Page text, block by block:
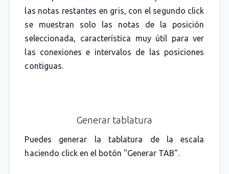
las notas restantes en gris, con el segundo click
se muestran solo las notas de la posición
seleccionada, característica muy útil para ver
las conexiones e intervalos de las posiciones
contiguas.
Generar tablatura
Puedes generar la tablatura de la escala
haciendo click en el botón "Generar TAB".